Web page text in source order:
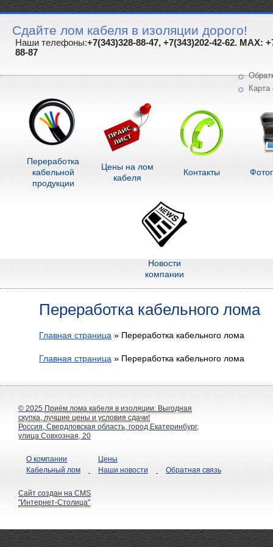
Сдайте лом кабеля в изоляции дорого!
Наши телефоны:+7(343)328-88-47, +7(343)202-42-62. MAX:
88-87
Карта
Переработка
кабельной
продукции
Цены на лом
кабеля
Контакты
Новости
компании
Переработка кабельного лома
Главная страница » Переработка кабельного лома
Главная страница » Переработка кабельного лома
© 2025 Приём лома кабеля в изоляции: Выгодная
скупка, лучшие цены и условия сдачи!
Россия, Свердловская область, город Екатеринбург,
улица Совхозная, 20
О компании
Кабельный лом
Цены
Наши новости
Обратная связь
Сайт создан на CMS
"Интернет-Столица"